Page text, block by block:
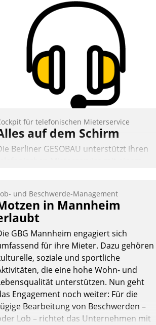
für telefonischen Mieterservice
auf dem Schirm
Berliner GESOBAU unterstützt ihren
Eine intuitive Dialogführung
dem externen Serviceteam,
von Mietenden zügiger und
zu bearbeiten.
Nadja Hußmann
und Beschwerde-Management
in Mannheim
GBG Mannheim engagiert sich
für ihre Mieter. Dazu gehören
soziale und sportliche
die eine hohe Wohn- und
unterstützen. Nun geht
Engagement noch weiter: Für die
Bearbeitung von Beschwerden –
Lob – richtet das Unternehmen mit